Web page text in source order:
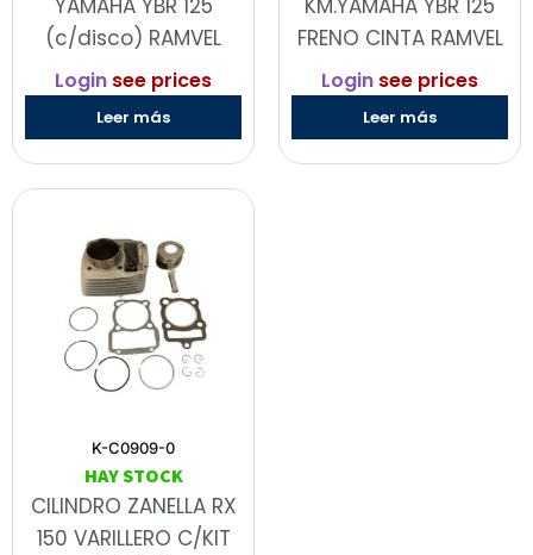
YAMAHA YBR 125
(c/disco) RAMVEL
Login see prices
Leer más
KM.YAMAHA YBR 125
FRENO CINTA RAMVEL
Login see prices
Leer más
K-C0909-0
HAY STOCK
CILINDRO ZANELLA RX
150 VARILLERO C/KIT